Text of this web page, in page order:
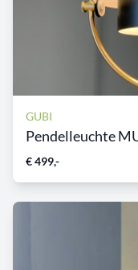
GUBI
Pendelleuchte
€ 499,-